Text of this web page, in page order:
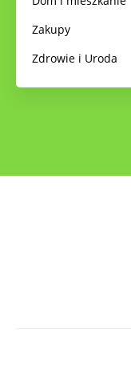
Zakupy
Zdrowie i Uroda